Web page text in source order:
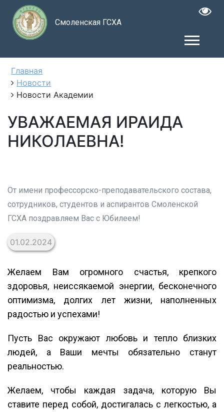
Смоленская ГСХА
Главная
Новости
Новости Академии
УВАЖАЕМАЯ ИРАИДА
НИКОЛАЕВНА!
От имени профессорско-преподавательского состава,
сотрудников, студентов и аспирантов Смоленской
ГСХА поздравляем Вас с Юбилеем!
01.02.2024
Желаем Вам огромного счастья, крепкого
здоровья, неиссякаемой энергии, бесконечного
оптимизма, долгих лет жизни, наполненных
радостью и успехами!
Пусть Вас окружают любовь и тепло близких
людей, а Ваши мечты обязательно станут
реальностью.
Желаем, чтобы каждая задача, которую Вы
ставите перед собой, достигалась с легкостью, а